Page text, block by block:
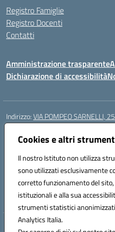
Cookies e altri
Il nostro Istituto non utilizza
sono utilizzati esclusivamente
corretto funzionamento del
istituzionali e alla sua
strumenti statistici
Analytics Italia.
Registro Famiglie
Registro Docenti
Contatti
Amministrazione trasparente
Dichiarazione di accessibilità
Indirizzo:VIA POMPEO SARNELLI,
Centralino:
Posta elettronica certificata (PEC):
Codice fiscale: 93423350722
Codice meccanografico:
Codice Indice delle Pubbliche
Codice unico di fatturazione (CUF):
Hosting &